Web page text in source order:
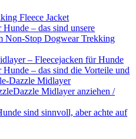
Fleece Jacket
– das sind unsere
Non-Stop Dogwear Trekking
– Fleecejacken für Hunde
Hunde – das sind die Vorteile und
Dazzle Midlayer
Midlayer anziehen /
sind sinnvoll, aber achte auf